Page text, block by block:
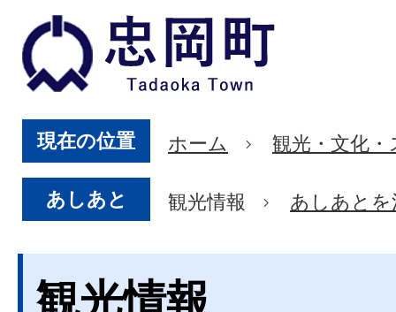
現在の位置 ホーム 観光・文化
あしあと 観光情報 あしあと
観光情報